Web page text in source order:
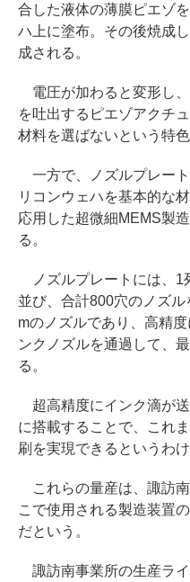
合した液体の薄膜ピエゾ
ハ上に塗布。その後焼成
成される。
電圧が加わると変形し
を吐出するピエゾアクチ
材料を選ばないという特色
一方で、ノズルプレー
リコンウェハを基本的な
応用した超微細MEMS製
る。
ノズルプレートには、1
並び、合計800穴のノズ
mのノズルであり、高精
ンクノズルを通過して、
る。
超高精度にインク滴が
に搭載することで、これ
刷を実現できるというわけ
これらの量産は、諏訪
こで使用される製造装置
だという。
諏訪南事業所の生産ラ